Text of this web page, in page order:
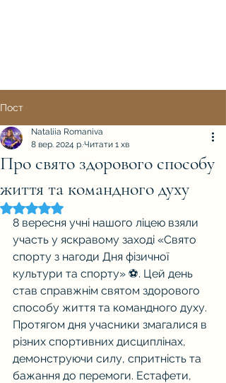
Пост
Про свято здорового способу
життя та командного духу
Nataliia Romaniva
8 вер. 2024 р.Читати 1 хв
Оцінка: NaN з 5 зірок.
8 вересня учні нашого ліцею взяли
участь у яскравому заході «Свято
спорту з нагоди Дня фізичної
культури та спорту» ⚽️. Цей день
став справжнім святом здорового
способу життя та командного духу.
Протягом дня учасники змагалися в
різних спортивних дисциплінах,
демонструючи силу, спритність та
бажання до перемоги. Естафети,